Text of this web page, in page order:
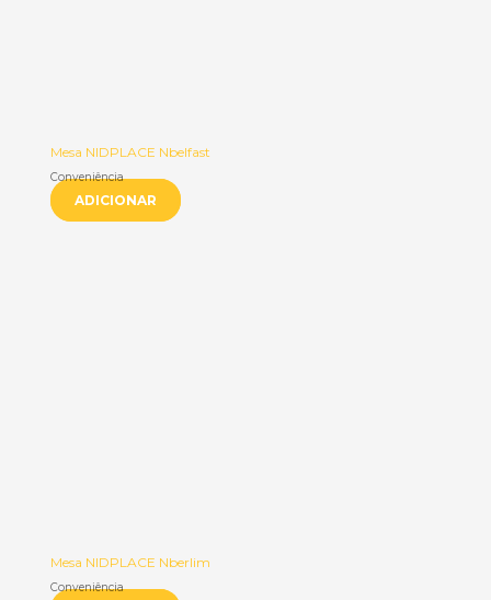
Mesa NIDPLACE Nbelfast
Conveniência
ADICIONAR
Mesa NIDPLACE Nberlim
Conveniência